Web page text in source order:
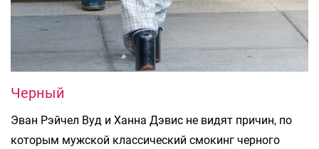
Черный
Эван Рэйчел Вуд и Ханна Дэвис не видят причин, по
которым мужской классический смокинг черного